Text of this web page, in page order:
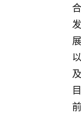
合
发
展
以
及
目
前